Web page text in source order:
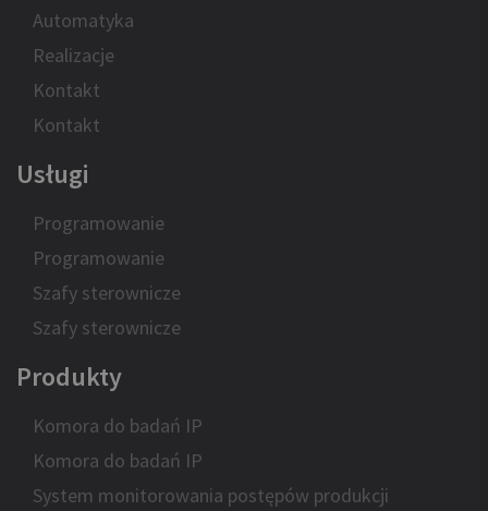
Automatyka
Realizacje
Kontakt
Kontakt
Usługi
Programowanie
Programowanie
Szafy sterownicze
Szafy sterownicze
Produkty
Komora do badań IP
Komora do badań IP
System monitorowania postępów produkcji